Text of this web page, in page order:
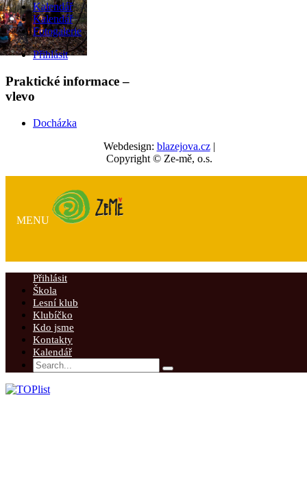
Kalendář
Kalendář
Fotogalerie
Přihlásit
Praktické informace –
vlevo
Docházka
Webdesign: blazejova.cz|
Copyright © Ze-mě, o.s.
MENU
Přihlásit
Škola
Lesní klub
Klubíčko
Kdo jsme
Kontakty
Kalendář